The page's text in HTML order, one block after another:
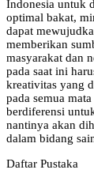
Indonesia untuk
optimal bakat,
dapat
memberikan
masyarakat dan
pada saat ini
kreativitas yang
pada semua
berdiferensi
nantinya akan
dalam bidang
Daftar Pustaka